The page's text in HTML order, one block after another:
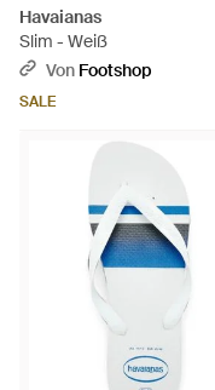
Havaianas
Slim - Weiß
Von Footshop
SALE